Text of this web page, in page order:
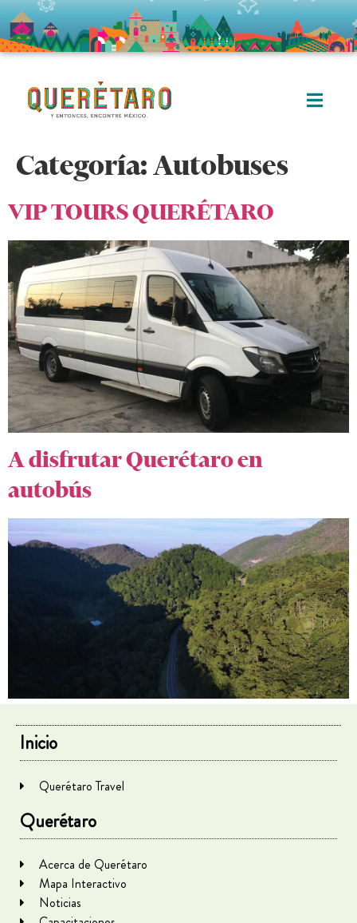
Categoría:Autobuses
VIP TOURS QUERÉTARO
A disfrutar Querétaro en
autobús
Inicio
Querétaro Travel
Querétaro
Acerca de Querétaro
Mapa Interactivo
Noticias